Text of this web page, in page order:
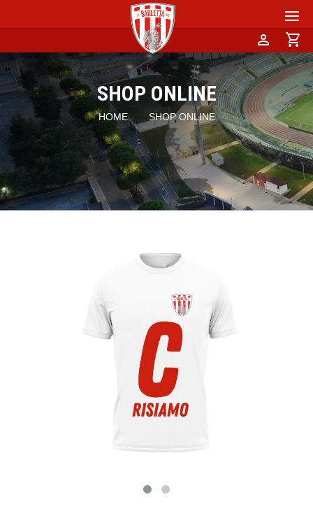
person shopping_cart
SHOP ONLINE
HOME SHOP ONLINE